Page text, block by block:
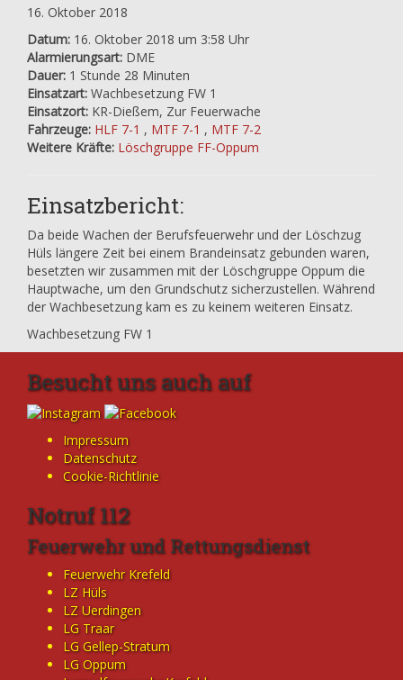
16. Oktober 2018
Datum: 16. Oktober 2018 um 3:58 Uhr
Alarmierungsart: DME
Dauer: 1 Stunde 28 Minuten
Einsatzart: Wachbesetzung FW 1
Einsatzort: KR-Dießem, Zur Feuerwache
Fahrzeuge: HLF 7-1 , MTF 7-1 , MTF 7-2
Weitere Kräfte: Löschgruppe FF-Oppum
Einsatzbericht:
Da beide Wachen der Berufsfeuerwehr und der Löschzug
Hüls längere Zeit bei einem Brandeinsatz gebunden waren,
besetzten wir zusammen mit der Löschgruppe Oppum die
Hauptwache, um den Grundschutz sicherzustellen. Während
der Wachbesetzung kam es zu keinem weiteren Einsatz.
Wachbesetzung FW 1
Besucht uns auch auf
Impressum
Datenschutz
Cookie-Richtlinie
Notruf 112
Feuerwehr und Rettungsdienst
Feuerwehr Krefeld
LZ Hüls
LZ Uerdingen
LG Traar
LG Gellep-Stratum
LG Oppum